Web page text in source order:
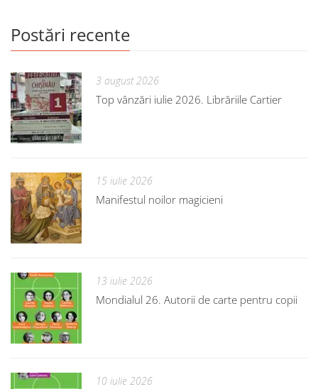
Postări recente
3 august 2026
Top vânzări iulie 2026. Librăriile Cartier
15 iulie 2026
Manifestul noilor magicieni
13 iulie 2026
Mondialul 26. Autorii de carte pentru copii
10 iulie 2026